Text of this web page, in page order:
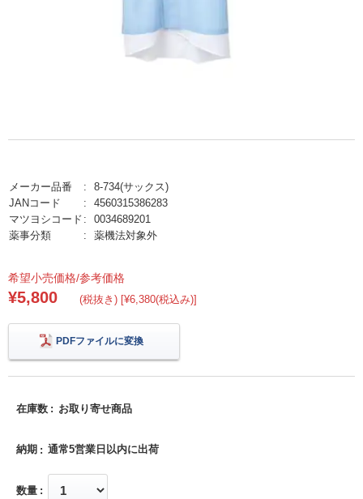
メーカー品番
8-734(サックス)
JANコード
4560315386283
マツヨシコード
0034689201
薬事分類
薬機法対象外
希望小売価格/参考価格
¥5,800 (税抜き) [¥6,380(税込み)]
PDFファイルに変換
在庫数 お取り寄せ商品
納期 通常5営業日以内に出荷
数量